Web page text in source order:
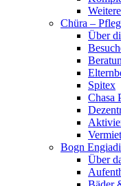
Chüra –
Über
Spitex
Chasa
Bogn
Über